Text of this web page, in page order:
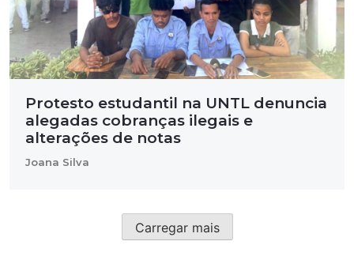
Protesto estudantil na UNTL denuncia
alegadas cobranças ilegais e
alterações de notas
Joana Silva
Carregar mais